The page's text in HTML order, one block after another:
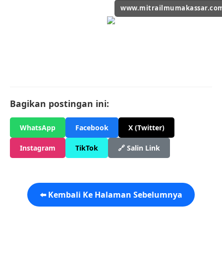
Bagikan postingan ini:
WhatsApp Facebook X (Twitter)
Instagram TikTok 🔗 Salin Link
⬅️ Kembali Ke Halaman Sebelumnya